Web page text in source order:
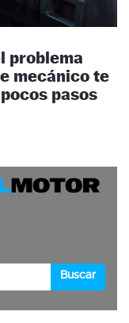
problema
mecánico te
pasos